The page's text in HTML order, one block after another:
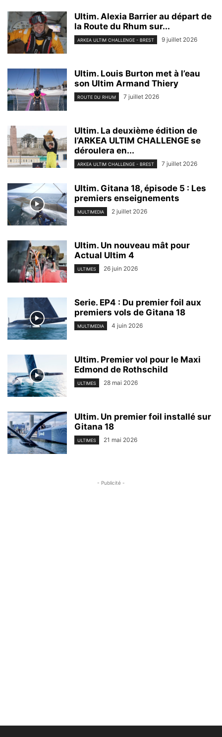
Ultim. Alexia Barrier au départ de
la Route du Rhum sur...
ARKEA ULTIM CHALLENGE - BREST 9 juillet 2026
Ultim. Louis Burton met à l’eau
son Ultim Armand Thiery
ROUTE DU RHUM 7 juillet 2026
Ultim. La deuxième édition de
l’ARKEA ULTIM CHALLENGE se
déroulera en...
ARKEA ULTIM CHALLENGE - BREST 7 juillet 2026
Ultim. Gitana 18, épisode 5 : Les
premiers enseignements
MULTIMEDIA 2 juillet 2026
Ultim. Un nouveau mât pour
Actual Ultim 4
ULTIMES 26 juin 2026
Serie. EP4 : Du premier foil aux
premiers vols de Gitana 18
MULTIMEDIA 4 juin 2026
Ultim. Premier vol pour le Maxi
Edmond de Rothschild
ULTIMES 28 mai 2026
Ultim. Un premier foil installé sur
Gitana 18
ULTIMES 21 mai 2026
- Publicité -